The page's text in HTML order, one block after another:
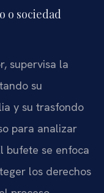
o sociedad
supervisa la
su
y su trasfondo
para analizar
bufete se enfoca
los derechos